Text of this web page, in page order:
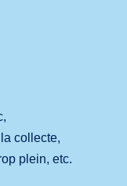
collecte,
plein, etc.